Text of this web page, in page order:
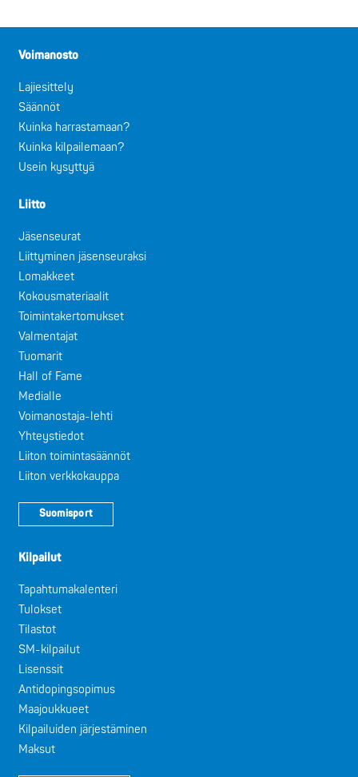
Voimanosto
Lajiesittely
Säännöt
Kuinka harrastamaan?
Kuinka kilpailemaan?
Usein kysyttyä
Liitto
Jäsenseurat
Liittyminen jäsenseuraksi
Lomakkeet
Kokousmateriaalit
Toimintakertomukset
Valmentajat
Tuomarit
Hall of Fame
Medialle
Voimanostaja-lehti
Yhteystiedot
Liiton toimintasäännöt
Liiton verkkokauppa
Suomisport
Kilpailut
Tapahtumakalenteri
Tulokset
Tilastot
SM-kilpailut
Lisenssit
Antidopingsopimus
Maajoukkueet
Kilpailuiden järjestäminen
Maksut